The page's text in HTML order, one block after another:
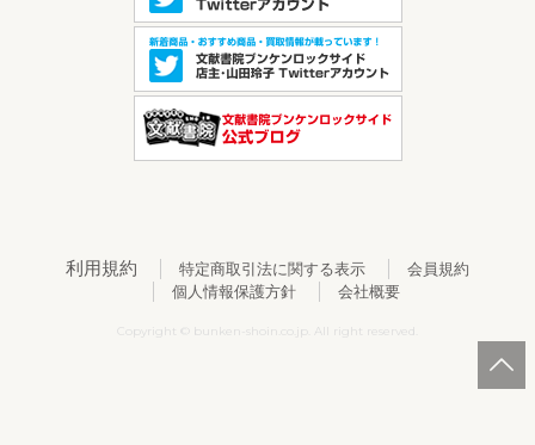
利用規約 特定商取引法に関する表示
会員規約
個人情報保護方針
会社概要
Copyright © bunken-shoin.co.jp. All right reserved.